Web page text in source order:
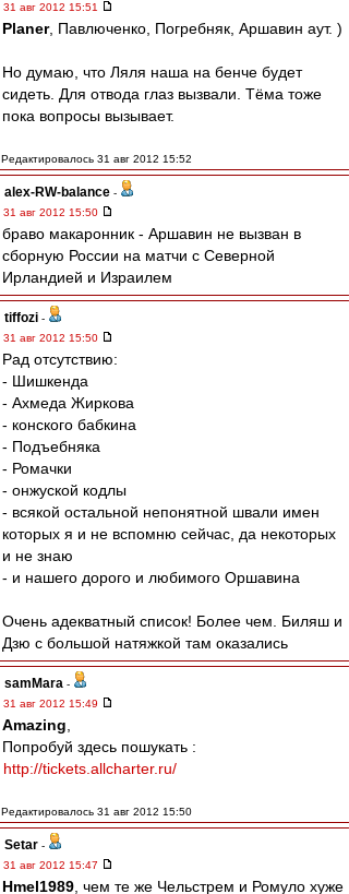
31 авг 2012 15:51
Planer, Павлюченко, Погребняк, Аршавин аут. )
Но думаю, что Ляля наша на бенче будет
сидеть. Для отвода глаз вызвали. Тёма тоже
пока вопросы вызывает.
Редактировалось 31 авг 2012 15:52
alex-RW-balance -
31 авг 2012 15:50
браво макаронник - Аршавин не вызван в
сборную России на матчи с Северной
Ирландией и Израилем
tiffozi -
31 авг 2012 15:50
Рад отсутствию:
- Шишкенда
- Ахмеда Жиркова
- конского бабкина
- Подъебняка
- Ромачки
- онжуской кодлы
- всякой остальной непонятной швали имен
которых я и не вспомню сейчас, да некоторых
и не знаю
- и нашего дорого и любимого Оршавина
Очень адекватный список! Более чем. Биляш и
Дзю с большой натяжкой там оказались
samMara -
31 авг 2012 15:49
Amazing
Попробуй здесь пошукать :
http://tickets.allcharter.ru/
Редактировалось 31 авг 2012 15:50
Setar -
31 авг 2012 15:47
Hmel1989 , чем те же Чельстрем и Ромуло хуже